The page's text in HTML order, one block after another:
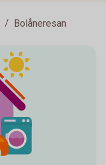
Bolåneresan